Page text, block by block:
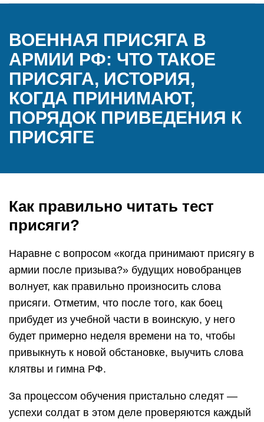
ВОЕННАЯ ПРИСЯГА В
АРМИИ РФ: ЧТО ТАКОЕ
ПРИСЯГА, ИСТОРИЯ,
КОГДА ПРИНИМАЮТ,
ПОРЯДОК ПРИВЕДЕНИЯ К
ПРИСЯГЕ
Как правильно читать тест
присяги?
Наравне с вопросом «когда принимают присягу в
армии после призыва?» будущих новобранцев
волнует, как правильно произносить слова
присяги. Отметим, что после того, как боец
прибудет из учебной части в воинскую, у него
будет примерно неделя времени на то, чтобы
привыкнуть к новой обстановке, выучить слова
клятвы и гимна РФ.
За процессом обучения пристально следят —
успехи солдат в этом деле проверяются каждый